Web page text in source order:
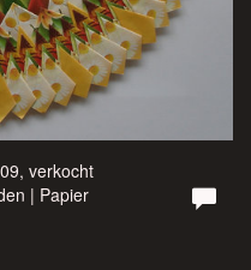
verkocht
| Papier